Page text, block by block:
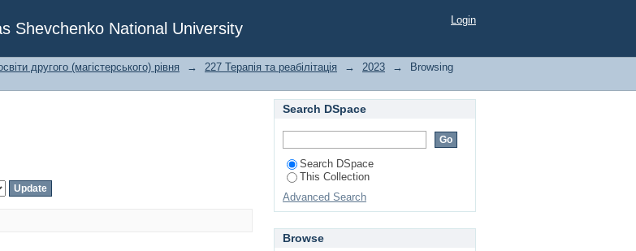
Shevchenko National University Login
другого (магістерського) рівня → 227 Терапія та реабілітація → 2023 →
Browsing
Search DSpace
Search DSpace
This Collection
Advanced Search
Browse